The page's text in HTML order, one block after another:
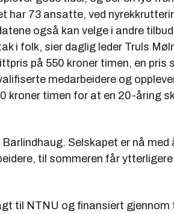
har 73 ansatte, ved
også kan velge i andre
i folk, sier daglig leder Truls
på 550 kroner timen, en pris
medarbeidere og
kroner timen for at en 20-åring
Selskapet er nå med
til sommeren får
til NTNU og finansiert gjennom